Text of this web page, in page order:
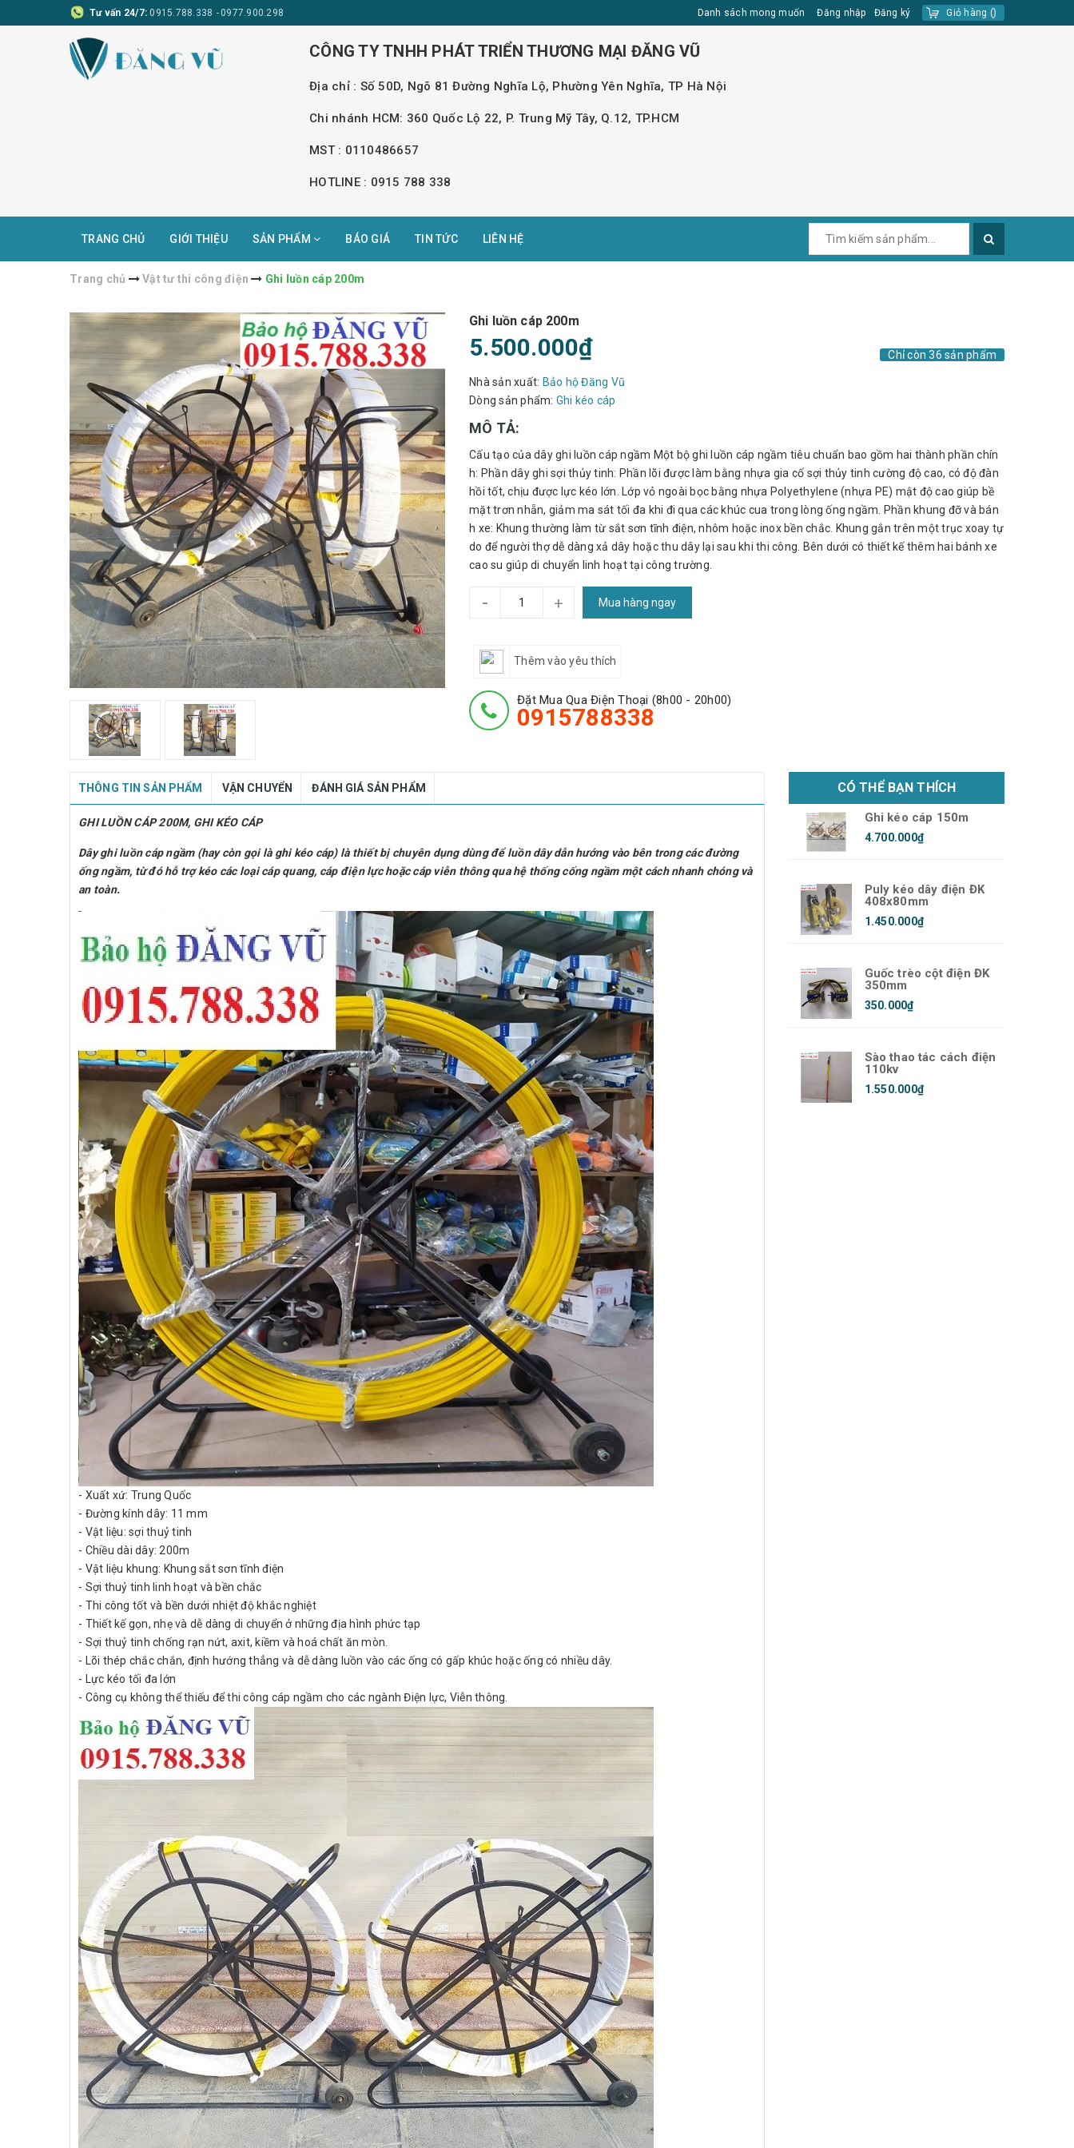
Tư vấn 24/7: 0915.788.338 -0977.900.298 Danh sách mong muốn Đăng nhập Đăng ký Giỏ hàng ()
CÔNG TY TNHH PHÁT TRIỂN THƯƠNG MẠI ĐĂNG VŨ
Địa chỉ : Số 50D, Ngõ 81 Đường Nghĩa Lộ, Phường Yên Nghĩa, TP Hà Nội
Chi nhánh HCM: 360 Quốc Lộ 22, P. Trung Mỹ Tây, Q.12, TP.HCM
MST : 0110486657
HOTLINE : 0915 788 338
TRANG CHỦ GIỚI THIỆU SẢN PHẨM BÁO GIÁ TIN TỨC LIÊN HỆ
Trang chủ Vật tư thi công điện Ghi luồn cáp 200m
Ghi luồn cáp 200m
Chỉ còn 36 sản phẩm
5.500.000₫
Nhà sản xuất: Bảo hộ Đăng Vũ
Dòng sản phẩm: Ghi kéo cáp
MÔ TẢ:
Cấu tạo của dây ghi luồn cáp ngầm Một bộ ghi luồn cáp ngầm tiêu chuẩn bao gồm hai thành phần chín
h: Phần dây ghi sợi thủy tinh: Phần lõi được làm bằng nhựa gia cố sợi thủy tinh cường độ cao, có độ đàn
hồi tốt, chịu được lực kéo lớn. Lớp vỏ ngoài bọc bằng nhựa Polyethylene (nhựa PE) mật độ cao giúp bề
mặt trơn nhẵn, giảm ma sát tối đa khi đi qua các khúc cua trong lòng ống ngầm. Phần khung đỡ và bán
h xe: Khung thường làm từ sắt sơn tĩnh điện, nhôm hoặc inox bền chắc. Khung gắn trên một trục xoay tự
do để người thợ dễ dàng xả dây hoặc thu dây lại sau khi thi công. Bên dưới có thiết kế thêm hai bánh xe
cao su giúp di chuyển linh hoạt tại công trường.
- + Mua hàng ngay
Thêm vào yêu thích
Đặt Mua Qua Điện Thoại (8h00 - 20h00)
0915788338
THÔNG TIN SẢN PHẨM VẬN CHUYỂN ĐÁNH GIÁ SẢN PHẨM
GHI LUỒN CÁP 200M, GHI KÉO CÁP
Dây ghi luồn cáp ngầm (hay còn gọi là ghi kéo cáp) là thiết bị chuyên dụng dùng để luồn dây dẫn hướng vào bên trong các đường
ống ngầm, từ đó hỗ trợ kéo các loại cáp quang, cáp điện lực hoặc cáp viễn thông qua hệ thống cống ngầm một cách nhanh chóng và
an toàn.
- Xuất xứ: Trung Quốc
- Đường kính dây: 11 mm
- Vật liệu: sợi thuỷ tinh
- Chiều dài dây: 200m
- Vật liệu khung: Khung sắt sơn tĩnh điện
- Sợi thuỷ tinh linh hoạt và bền chắc
- Thi công tốt và bền dưới nhiệt độ khắc nghiệt
- Thiết kế gọn, nhẹ và dễ dàng di chuyển ở những địa hình phức tạp
- Sợi thuỷ tinh chống rạn nứt, axit, kiềm và hoá chất ăn mòn.
- Lõi thép chắc chắn, định hướng thẳng và dễ dàng luồn vào các ống có gấp khúc hoặc ống có nhiều dây.
- Lực kéo tối đa lớn
- Công cụ không thể thiếu để thi công cáp ngầm cho các ngành Điện lực, Viễn thông.
CÓ THỂ BẠN THÍCH
Ghi kéo cáp 150m
4.700.000₫
Puly kéo dây điện ĐK
408x80mm
1.450.000₫
Guốc trèo cột điện ĐK
350mm
350.000₫
Sào thao tác cách điện
110kv
1.550.000₫